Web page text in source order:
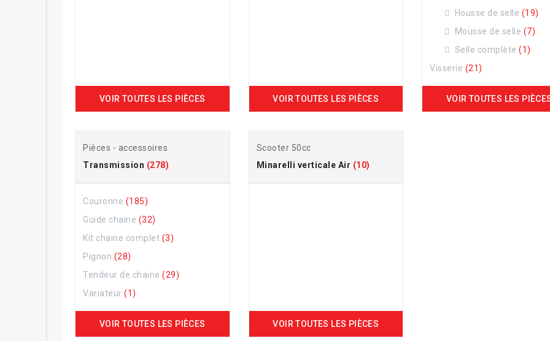
VOIR TOUTES LES PIÈCES VOIR TOUTES LES PIÈCES
Housse de selle (19)
Mousse de selle (7)
Selle complète (1)
Visserie (21)
VOIR TOUTES LES
Pièces - accessoires
Transmission (278)
Couronne (185)
Guide chaine (32)
Kit chaine complet (3)
Pignon (28)
Tendeur de chaine (29)
Variateur (1)
VOIR TOUTES LES PIÈCES
Scooter 50cc
Minarelli verticale Air (10)
VOIR TOUTES LES PIÈCES